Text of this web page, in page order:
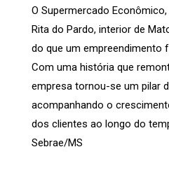
O Supermercado
Rita do Pardo, interior de
do que um empreendimento
Com uma história que
empresa tornou-se um pilar
acompanhando o
dos clientes ao longo do
Sebrae/MS